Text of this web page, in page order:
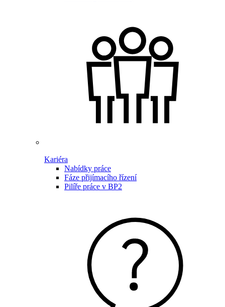
Kariéra
Nabídky práce
Fáze přijímacího řízení
Pilíře práce v BP2